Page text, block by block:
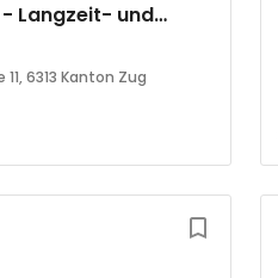
- Langzeit- und
6313 Kanton Zug